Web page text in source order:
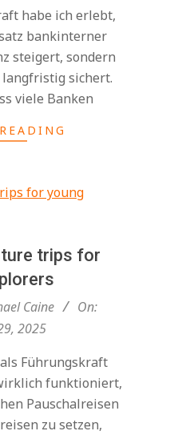
habe ich erlebt,
bankinterner
steigert, sondern
sichert.
viele Banken
trips for
Caine
On:
2025
Führungskraft
funktioniert,
Pauschalreisen
zu setzen,